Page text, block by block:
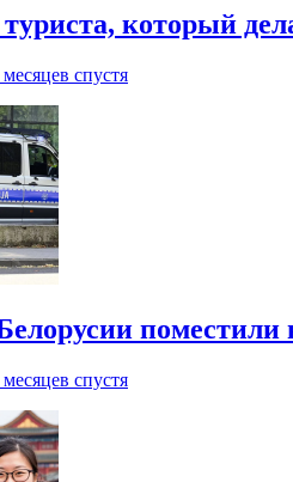
который
месяцев спустя
месяцев спустя